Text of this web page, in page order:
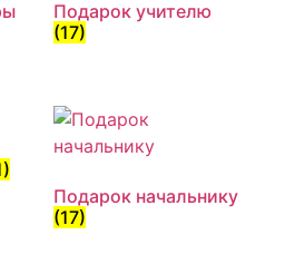
Подарок учителю
(17)
Подарок начальнику
(17)